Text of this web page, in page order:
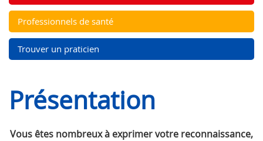
Professionnels de santé
Trouver un praticien
Présentation
Vous êtes nombreux à exprimer votre reconnaissance,